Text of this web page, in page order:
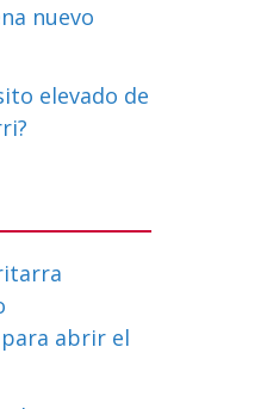
nuevo
elevado de
abrir el